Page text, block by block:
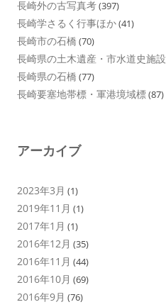
長崎外の古写真考(397)
長崎学さるく行事ほか(41)
長崎市の石橋 (70)
長崎県の土木遺産・市水道史施設
長崎県の石橋 (77)
長崎要塞地帯標・軍港境域標(87)
アーカイブ
2023年3月 (1)
2019年11月 (1)
2017年1月 (1)
2016年12月 (35)
2016年11月 (44)
2016年10月 (69)
2016年9月 (76)